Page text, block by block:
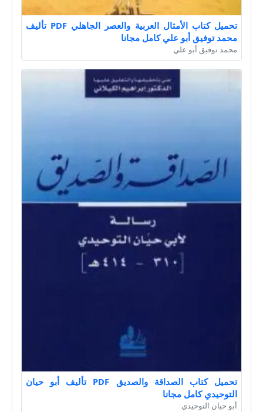
تحميل كتاب الأمثال العربية والعصر الجاهلي PDF تأليف
محمد توفيق أبو علي كامل مجانا
محمد توفيق أبو علي
تحميل كتاب الصداقة والصديق PDF تأليف أبو حيان
التوحيدي كامل مجانا
أبو حيان التوحيدي